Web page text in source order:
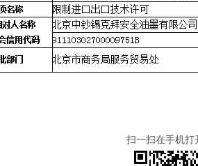
扫一扫在手机打